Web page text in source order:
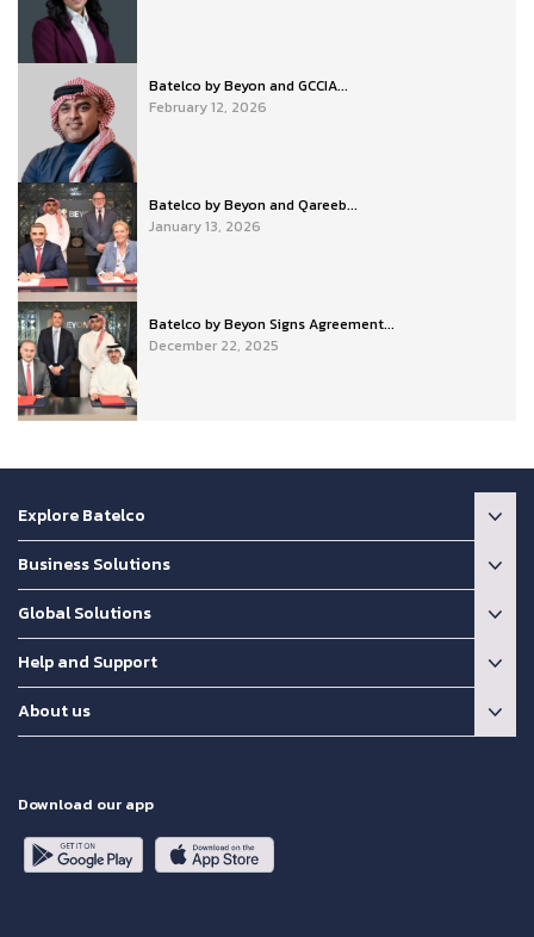
Batelco by Beyon and GCCIA...
February 12, 2026
Batelco by Beyon and Qareeb...
January 13, 2026
Batelco by Beyon Signs Agreement...
December 22, 2025
Explore Batelco
Business Solutions
Global Solutions
Help and Support
About us
Download our app